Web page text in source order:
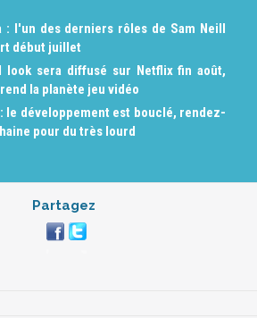
: l'un des derniers rôles de Sam Neill
début juillet
look sera diffusé sur Netflix fin août,
la planète jeu vidéo
le développement est bouclé, rendez-
pour du très lourd
Partagez